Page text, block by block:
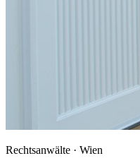
Rechtsanwälte · Wien